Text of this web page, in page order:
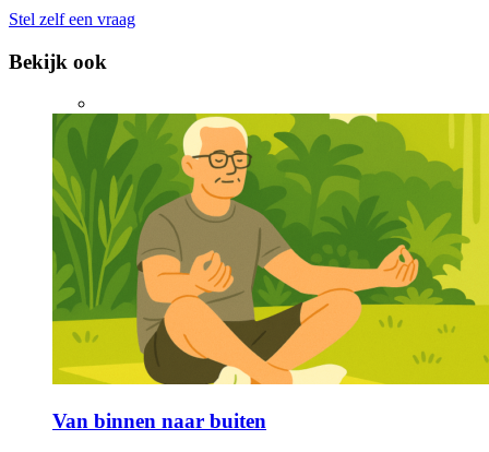
Stel zelf een vraag
Bekijk ook
Van binnen naar buiten